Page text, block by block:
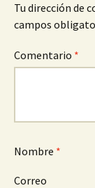
Tu dirección de
campos
Comentario *
Nombre *
Correo